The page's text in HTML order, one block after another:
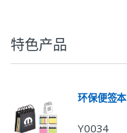
特色产品
环保便签本
Y0034